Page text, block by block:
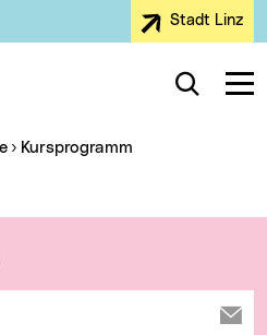
Stadt Linz
Suche
Kursprogramm